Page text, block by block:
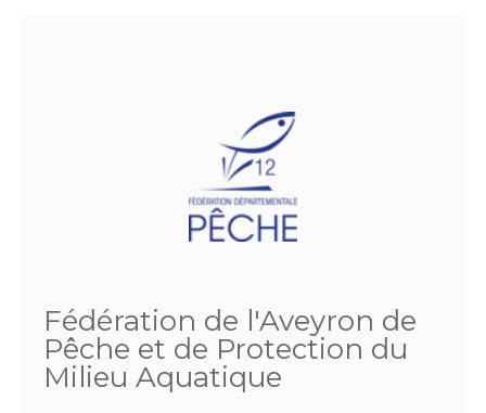
Fédération de l'Aveyron de
Pêche et de Protection du
Milieu Aquatique